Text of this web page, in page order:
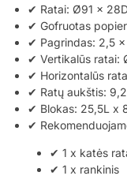
✔ Ratai: Ø91 x
✔ Gofruotas
✔ Pagrindas: 2,5
✔ Vertikalūs ratai:
✔ Horizontalūs
✔ Ratų aukštis:
✔ Blokas: 25,5L x
✔
✔ 1 x katės
✔ 1 x rankinis